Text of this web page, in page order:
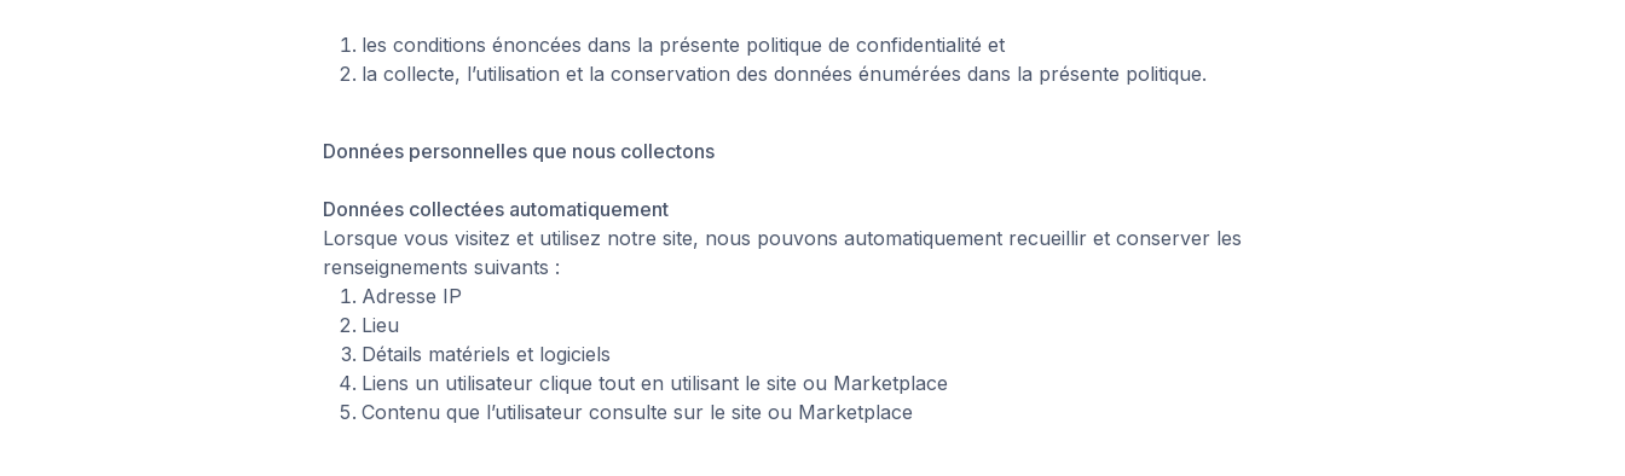
les conditions énoncées dans la présente politique de confidentialité et
la collecte, l’utilisation et la conservation des données énumérées dans la présente politique.
Données personnelles que nous collectons
Données collectées automatiquement
Lorsque vous visitez et utilisez notre site, nous pouvons automatiquement recueillir et conserver les
renseignements suivants :
Adresse IP
Lieu
Détails matériels et logiciels
Liens un utilisateur clique tout en utilisant le site ou Marketplace
Contenu que l’utilisateur consulte sur le site ou Marketplace